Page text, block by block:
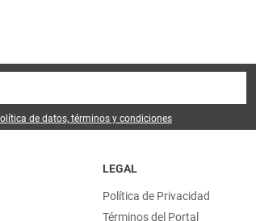
de datos, términos y condiciones
LEGAL
Política de Privacidad
Términos del Portal